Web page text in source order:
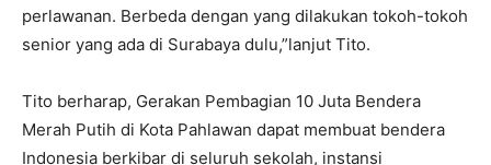
perlawanan. Berbeda dengan yang dilakukan tokoh-tokoh
senior yang ada di Surabaya dulu,”lanjut Tito.
Tito berharap, Gerakan Pembagian 10 Juta Bendera
Merah Putih di Kota Pahlawan dapat membuat bendera
Indonesia berkibar di seluruh sekolah, instansi